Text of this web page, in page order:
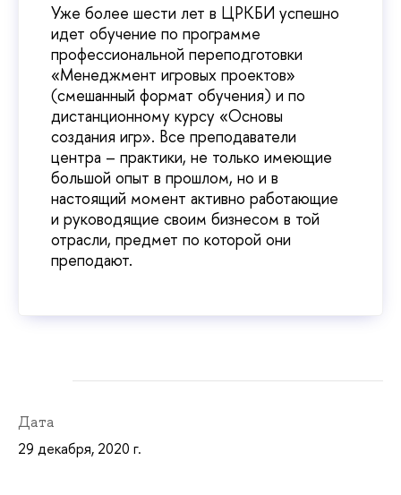
Уже более шести лет в ЦРКБИ успешно
идет обучение по программе
профессиональной переподготовки
«Менеджмент игровых проектов»
(смешанный формат обучения) и по
дистанционному курсу «Основы
создания игр». Все преподаватели
центра – практики, не только имеющие
большой опыт в прошлом, но и в
настоящий момент активно работающие
и руководящие своим бизнесом в той
отрасли, предмет по которой они
преподают.
Дата
29 декабря, 2020 г.